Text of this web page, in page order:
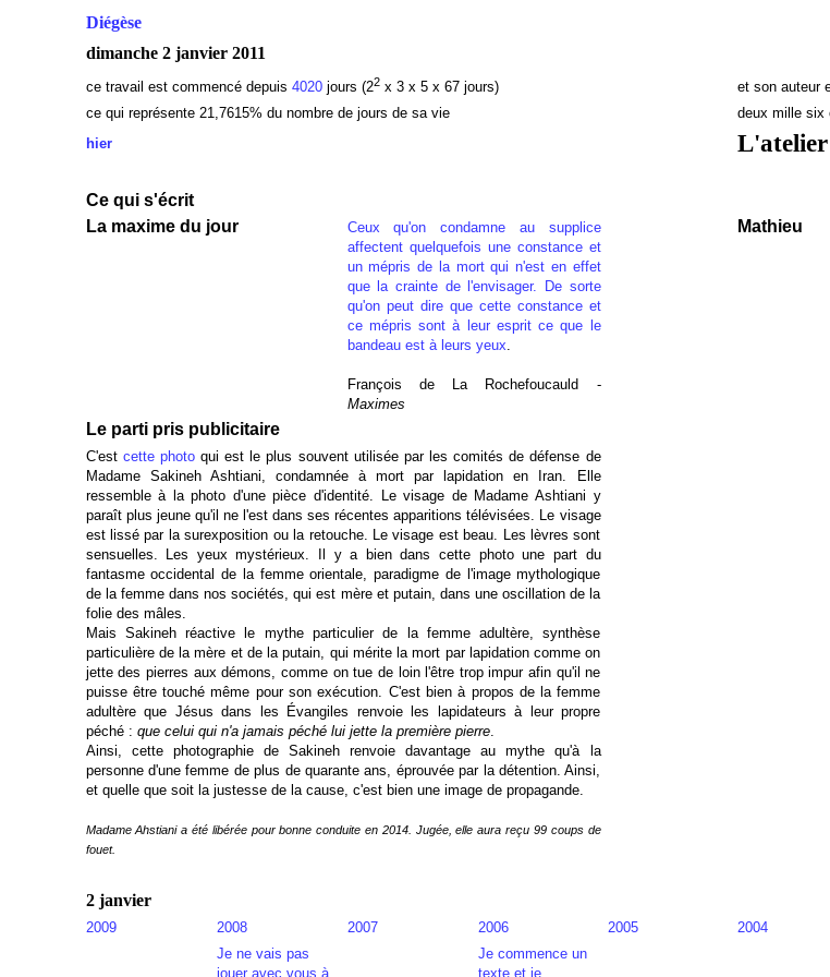
Diégèse
dimanche 2 janvier 2011
ce travail est commencé depuis 4020jours (22x 3 x 5 x 67 jours) et son auteur
ce qui représente 21,7615% du nombre de jours de sa vie
deux mille six
hier
Ce qui s'écrit
La maxime du jour
Ceux qu'on condamne au supplice
affectent quelquefois une constance et
un mépris de la mort qui n'est en effet
que la crainte de l'envisager. De sorte
qu'on peut dire que cette constance et
ce mépris sont à leur esprit ce que le
bandeau est à leurs yeux.
François de La Rochefoucauld -
Maximes
Mathieu
Le parti pris publicitaire
C'est cette photoqui est le plus souvent utilisée par les comités de défense de
Madame Sakineh Ashtiani, condamnée à mort par lapidation en Iran. Elle
ressemble à la photo d'une pièce d'identité. Le visage de Madame Ashtiani y
paraît plus jeune qu'il ne l'est dans ses récentes apparitions télévisées. Le visage
est lissé par la surexposition ou la retouche. Le visage est beau. Les lèvres sont
sensuelles. Les yeux mystérieux. Il y a bien dans cette photo une part du
fantasme occidental de la femme orientale, paradigme de l'image mythologique
de la femme dans nos sociétés, qui est mère et putain, dans une oscillation de la
folie des mâles.
Mais Sakineh réactive le mythe particulier de la femme adultère, synthèse
particulière de la mère et de la putain, qui mérite la mort par lapidation comme on
jette des pierres aux démons, comme on tue de loin l'être trop impur afin qu'il ne
puisse être touché même pour son exécution. C'est bien à propos de la femme
adultère que Jésus dans les Évangiles renvoie les lapidateurs à leur propre
péché : que celui qui n'a jamais péché lui jette la première pierre.
Ainsi, cette photographie de Sakineh renvoie davantage au mythe qu'à la
personne d'une femme de plus de quarante ans, éprouvée par la détention. Ainsi,
et quelle que soit la justesse de la cause, c'est bien une image de propagande.
Madame Ahstiani a été libérée pour bonne conduite en 2014. Jugée, elle aura reçu 99 coups de
fouet.
2 janvier
2009 2008 2007 2006 2005 2004
Je ne vais pas
jouer avec vous à
Je commence un
texte et je